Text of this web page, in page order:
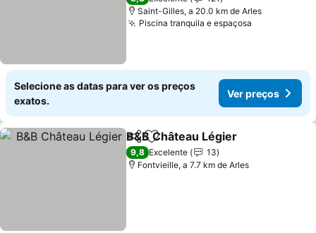
Saint-Gilles, a 20.0 km de Arles
Piscina tranquila e espaçosa
Selecione as datas para ver os preços
exatos.
Ver preços
PartilharAdicionar aos favoritos
B&B Château Légier
9,8 Excelente
13
Fontvieille, a 7.7 km de Arles